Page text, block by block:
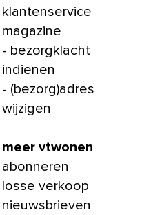
klantenservice
magazine
- bezorgklacht
indienen
- (bezorg)adres
wijzigen
meer vtwonen
abonneren
losse verkoop
nieuwsbrieven